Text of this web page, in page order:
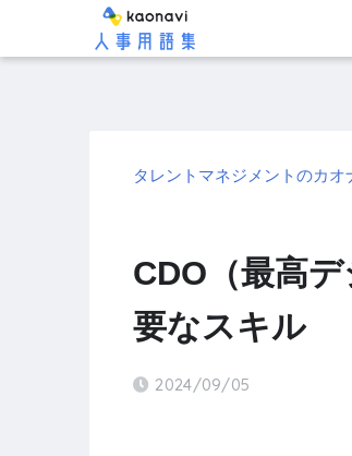
タレントマネジメントのカオ
CDO（最高
要なスキル
2024/09/05